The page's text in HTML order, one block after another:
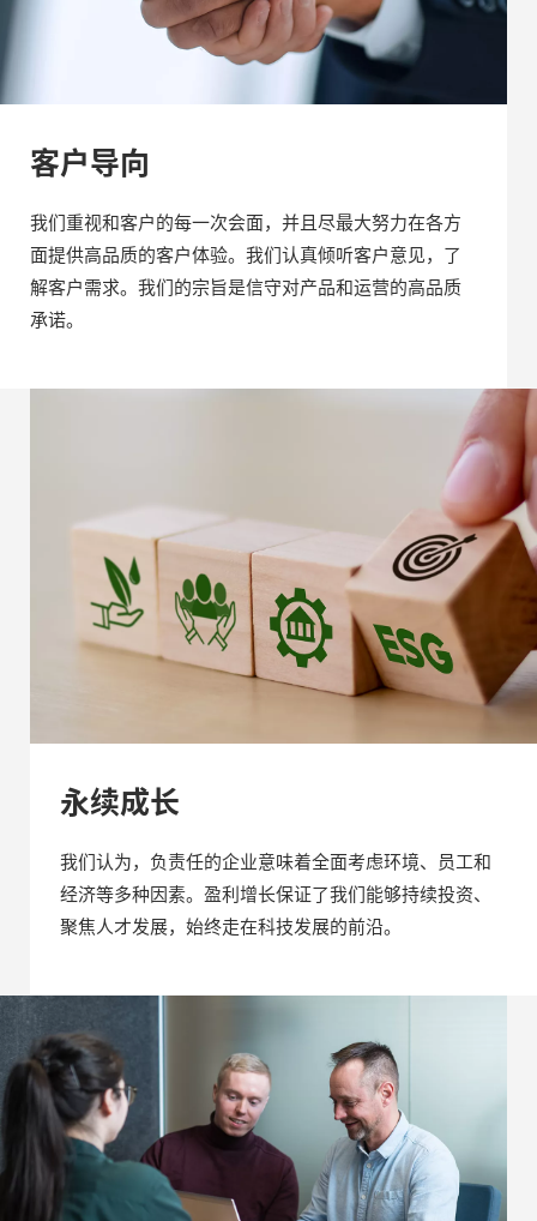
客户导向
我们重视和客户的每一次会面，并且尽最大努力在各方
面提供高品质的客户体验。我们认真倾听客户意见，了
解客户需求。我们的宗旨是信守对产品和运营的高品质
承诺。
永续成长
我们认为，负责任的企业意味着全面考虑环境、员工和
经济等多种因素。盈利增长保证了我们能够持续投资、
聚焦人才发展，始终走在科技发展的前沿。